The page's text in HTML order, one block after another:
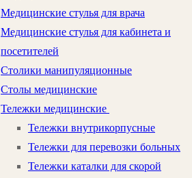
Медицинские стулья для врача
Медицинские стулья для кабинета и
посетителей
Столики манипуляционные
Столы медицинские
Тележки медицинские
Тележки внутрикорпусные
Тележки для перевозки больных
Тележки каталки для скорой